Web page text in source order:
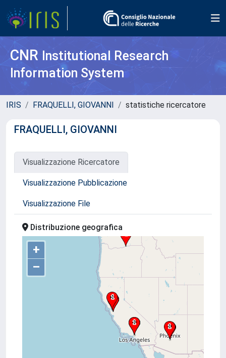
CNR Institutional Research
Information System
IRIS FRAQUELLI, GIOVANNI statistiche ricercatore
FRAQUELLI, GIOVANNI
Visualizzazione Ricercatore
Visualizzazione Pubblicazione
Visualizzazione File
Distribuzione geografica
+
–